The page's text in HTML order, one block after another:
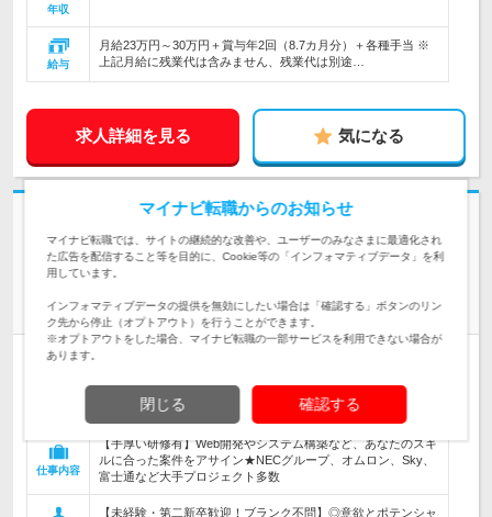
年収
給与
月給23万円～30万円＋賞与年2回（8.7カ月分）＋各種手当 ※
上記月給に残業代は含みません、残業代は別途…
求人詳細を見る 気になる
志望動機・自己PR不要
株式会社アスパーク | ★リモート＆フレックス一部有★年休120日～★年
収80万円UP例有
負担
正社員
第二新卒歓迎 転勤なし 完全週休2日制 女性のおしごと掲載中
情報更新日：2026/07/10 終了予定日：2026/09/10
仕事内容
【手厚い研修有】Web開発やシステム構築など、あなたのスキ
ルに合った案件をアサイン★NECグループ、オムロン、Sky、
富士通など大手プロジェクト多数
【未経験・第二新卒歓迎！ブランク不問】◎意欲とポテンシャ
マイナビ転職からのお知らせ
マイナビ転職では、サイトの継続的な改善や、ユーザーのみなさまに最適化され
た広告を配信すること等を目的に、Cookie等の「インフォマティブデータ」を利
用しています。
インフォマティブデータの提供を無効にしたい場合は「確認する」ボタンのリン
ク先から停止（オプトアウト）を行うことができます。
※オプトアウトをした場合、マイナビ転職の一部サービスを利用できない場合が
あります。
閉じる 確認する